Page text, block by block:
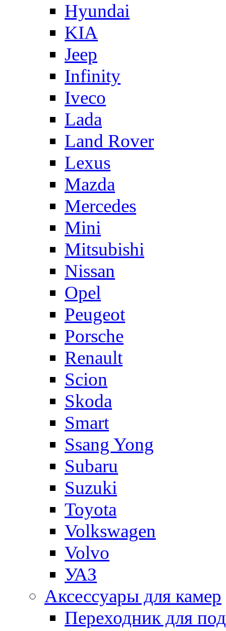
Hyundai
KIA
Jeep
Infinity
Iveco
Lada
Land Rover
Lexus
Mazda
Mercedes
Mini
Mitsubishi
Nissan
Opel
Peugeot
Porsche
Renault
Scion
Skoda
Smart
Ssang Yong
Subaru
Suzuki
Toyota
Volkswagen
Volvo
УАЗ
Аксессуары для камер
Переходник для